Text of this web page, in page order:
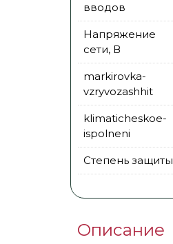
вводов
Напряжение
сети, В
markirovka-
vzryvozashhit
klimaticheskoe-
ispolneni
Степень защиты
Описание